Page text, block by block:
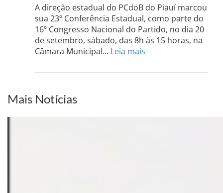
do
Sul
dia
A direção estadual do PCdoB do Piauí marcou
sua 23º Conferência Estadual, como parte do
16º Congresso Nacional do Partido, no dia 20
de setembro, sábado, das 8h às 15 horas, na
Câmara Municipal… Leia mais
PI
Mais Notícias